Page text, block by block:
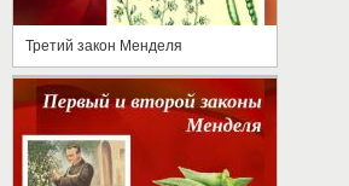
Третий закон Менделя